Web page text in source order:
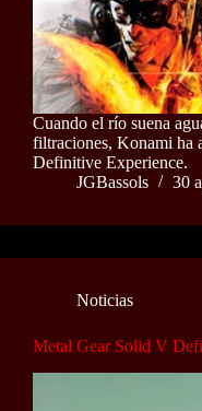
Cuando el río suena
filtraciones, Konami ha
Definitive Experience.
JGBassols
30
Noticias
Metal Gear Solid V